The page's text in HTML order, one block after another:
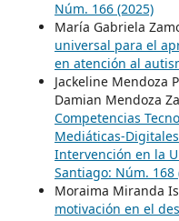
Núm. 166 (2025)
María Gabriela
universal para el
en atención al
Jackeline Mendoza
Damian Mendoza
Competencias
Mediáticas-
Intervención en la
Santiago: Núm. 168
Moraima Miranda
motivación en el